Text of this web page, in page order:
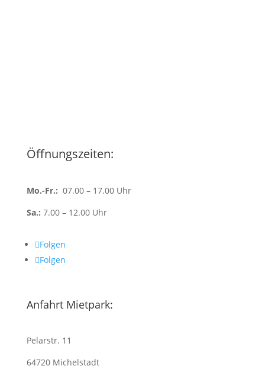
Öffnungszeiten:
Mo.-Fr.: 07.00 – 17.00 Uhr
Sa.: 7.00 – 12.00 Uhr
Folgen
Folgen
Anfahrt Mietpark:
Pelarstr. 11
64720 Michelstadt